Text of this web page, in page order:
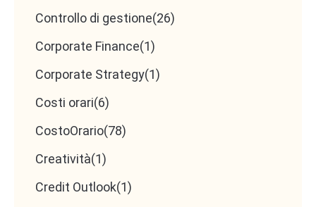
Controllo di gestione(26)
Corporate Finance(1)
Corporate Strategy(1)
Costi orari(6)
CostoOrario(78)
Creatività(1)
Credit Outlook(1)